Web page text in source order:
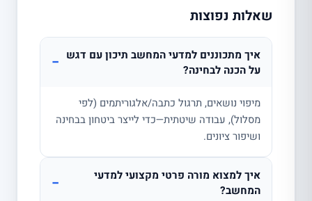
שאלות נפוצות
איך מתכוננים למדעי המחשב תיכון עם דגש
על הכנה לבחינה?
−
מיפוי נושאים, תרגול כתבה/אלגוריתמים (לפי
מסלול), עבודה שיטתית—כדי לייצר ביטחון בבחינה
ושיפור ציונים.
איך למצוא מורה פרטי מקצועי למדעי
המחשב?
−